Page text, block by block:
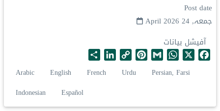
Post date
جمعہ, 24 April 2026
آفیشل بیانات
F
X
W
h
a
G
P
n
C
L
i
n
h
a
Arabic English French Urdu
Persian, Farsi
Indonesian
Español